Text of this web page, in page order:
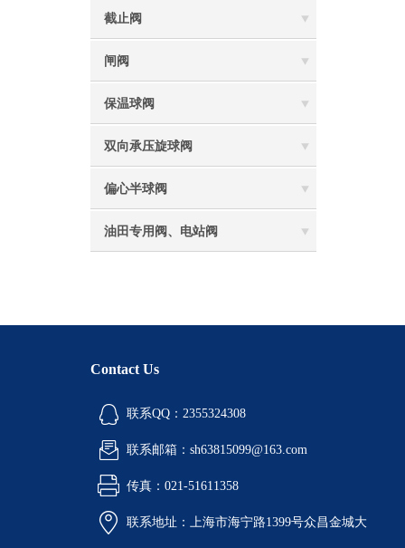
截止阀
闸阀
保温球阀
双向承压旋球阀
偏心半球阀
油田专用阀、电站阀
Contact Us
联系QQ：2355324308
联系邮箱：sh63815099@163.com
传真：021-51611358
联系地址：上海市海宁路1399号众昌金城大